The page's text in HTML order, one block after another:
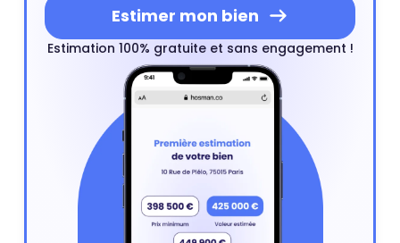
Estimer mon bien
Estimation 100% gratuite et sans engagement !